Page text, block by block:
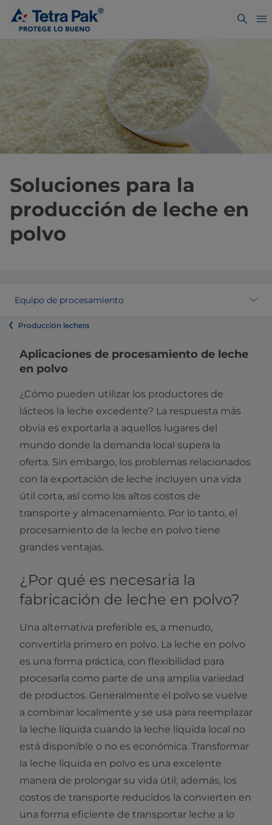
Soluciones para la
producción de leche en
polvo
Equipo de procesamiento
Producción lechera
Aplicaciones de procesamiento de leche
en polvo
​¿Cómo pueden utilizar los productores de
lácteos la leche excedente? La respuesta más
obvia es exportarla a aquellos lugares del
mundo donde la demanda local supera la
oferta. Sin embargo, los problemas relacionados
con la exportación de leche incluyen una vida
útil corta, así como los altos costos de
transporte y almacenamiento. Por lo tanto, el
procesamiento de la leche en polvo tiene
grandes ventajas.
¿Por qué es necesaria la
fabricación de leche en polvo?
Una alternativa preferible es, a menudo,
convertirla primero en polvo. La leche en polvo
es una forma práctica, con flexibilidad para
procesarla como parte de una amplia variedad
de productos. Generalmente el polvo se vuelve
a combinar localmente y se usa para reemplazar
la leche líquida cuando la leche líquida local no
está disponible o no es económica. Transformar
la leche líquida en polvo es una excelente
manera de prolongar su vida útil; además, los
costos de transporte reducidos la convierten en
una forma eficiente de transportar leche a lo